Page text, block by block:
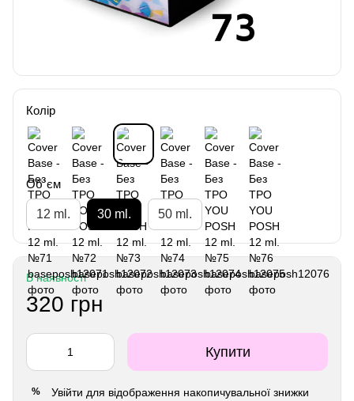
Колір
Об`єм
12 ml. 30 ml. 50 ml.
В наявності
320 грн
Купити
% Увійти для відображення накопичувальної знижки